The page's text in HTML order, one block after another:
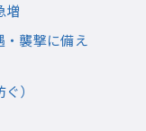
増
・襲撃に備え
）